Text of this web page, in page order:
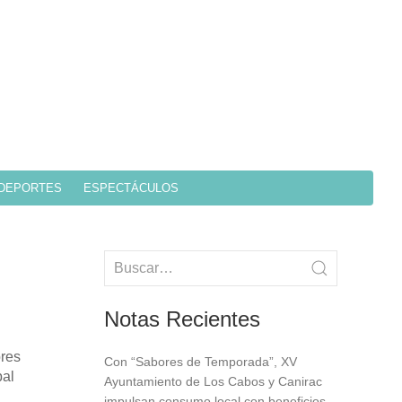
ESPECTÁCULOS
Notas Recientes
Con “Sabores de Temporada”, XV
Ayuntamiento de Los Cabos y Canirac